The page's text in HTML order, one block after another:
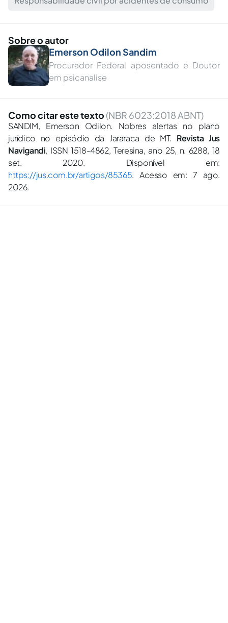
Sobre o autor
Emerson Odilon Sandim
Procurador Federal aposentado e Doutor
em psicanalise
Como citar este texto (NBR 6023:2018 ABNT)
SANDIM, Emerson Odilon. Nobres alertas no plano
jurídico no episódio da Jararaca de MT. Revista Jus
Navigandi, ISSN 1518-4862, Teresina, ano 25, n. 6288, 18
set. 2020. Disponível em:
https://jus.com.br/artigos/85365. Acesso em: 7 ago.
2026.